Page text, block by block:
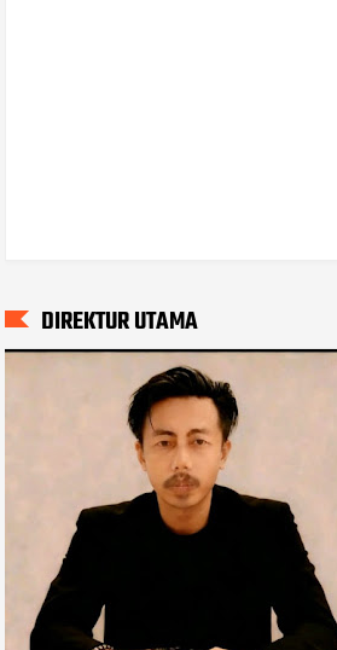
DIREKTUR UTAMA